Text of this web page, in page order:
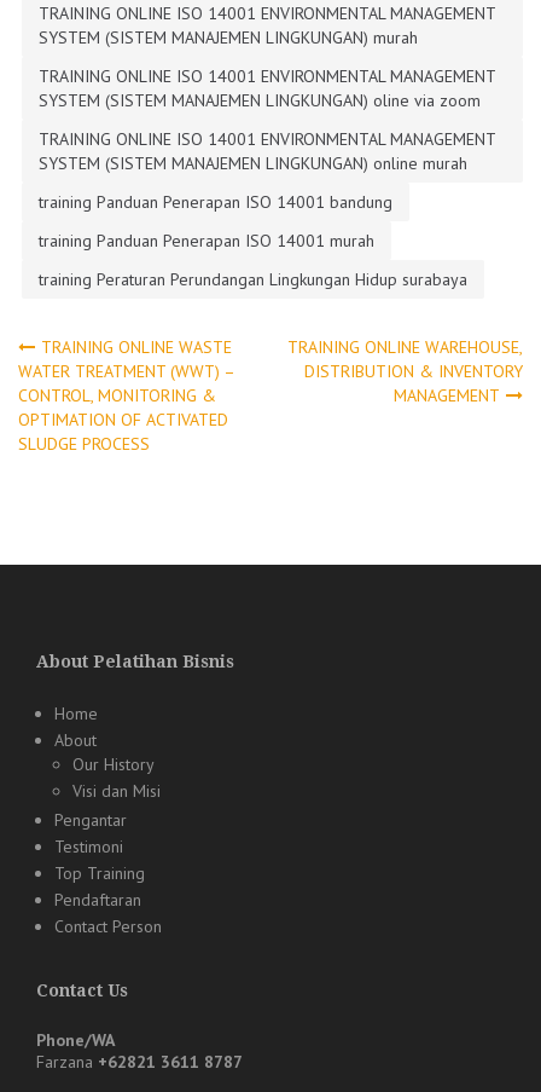
TRAINING ONLINE ISO 14001 ENVIRONMENTAL MANAGEMENT
SYSTEM (SISTEM MANAJEMEN LINGKUNGAN) murah
TRAINING ONLINE ISO 14001 ENVIRONMENTAL MANAGEMENT
SYSTEM (SISTEM MANAJEMEN LINGKUNGAN) oline via zoom
TRAINING ONLINE ISO 14001 ENVIRONMENTAL MANAGEMENT
SYSTEM (SISTEM MANAJEMEN LINGKUNGAN) online murah
training Panduan Penerapan ISO 14001 bandung
training Panduan Penerapan ISO 14001 murah
training Peraturan Perundangan Lingkungan Hidup surabaya
Post
navigation
TRAINING ONLINE WASTE
WATER TREATMENT (WWT) –
CONTROL, MONITORING &
OPTIMATION OF ACTIVATED
SLUDGE PROCESS
TRAINING ONLINE WAREHOUSE,
DISTRIBUTION & INVENTORY
MANAGEMENT
About Pelatihan Bisnis
Home
About
Our History
Visi dan Misi
Pengantar
Testimoni
Top Training
Pendaftaran
Contact Person
Contact Us
Phone/WA
Farzana +62821 3611 8787